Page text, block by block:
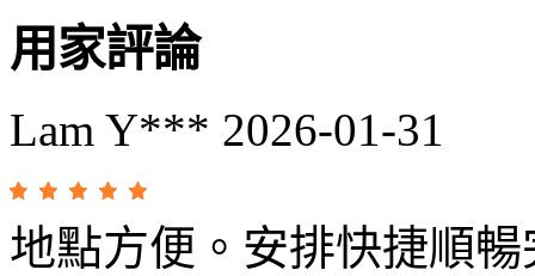
用家評論
Lam Y*** 2026-01-31
地點方便。安排快捷順暢